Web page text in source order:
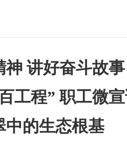
神 讲好奋斗故
工程” 职工微
中的生态根基